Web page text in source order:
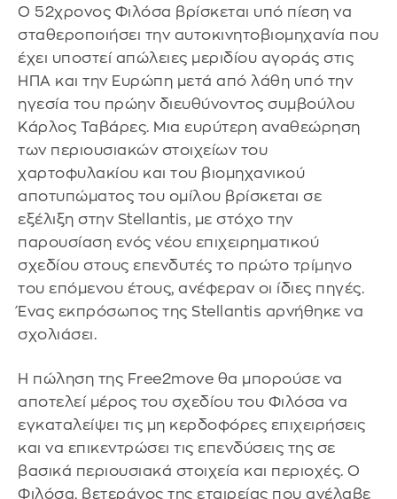
Ο 52χρονος Φιλόσα βρίσκεται υπό πίεση να
σταθεροποιήσει την αυτοκινητοβιομηχανία που
έχει υποστεί απώλειες μεριδίου αγοράς στις
ΗΠΑ και την Ευρώπη μετά από λάθη υπό την
ηγεσία του πρώην διευθύνοντος συμβούλου
Κάρλος Ταβάρες. Μια ευρύτερη αναθεώρηση
των περιουσιακών στοιχείων του
χαρτοφυλακίου και του βιομηχανικού
αποτυπώματος του ομίλου βρίσκεται σε
εξέλιξη στην Stellantis, με στόχο την
παρουσίαση ενός νέου επιχειρηματικού
σχεδίου στους επενδυτές το πρώτο τρίμηνο
του επόμενου έτους, ανέφεραν οι ίδιες πηγές.
Ένας εκπρόσωπος της Stellantis αρνήθηκε να
σχολιάσει.
Η πώληση της Free2move θα μπορούσε να
αποτελεί μέρος του σχεδίου του Φιλόσα να
εγκαταλείψει τις μη κερδοφόρες επιχειρήσεις
και να επικεντρώσει τις επενδύσεις της σε
βασικά περιουσιακά στοιχεία και περιοχές. Ο
Φιλόσα, βετεράνος της εταιρείας που ανέλαβε